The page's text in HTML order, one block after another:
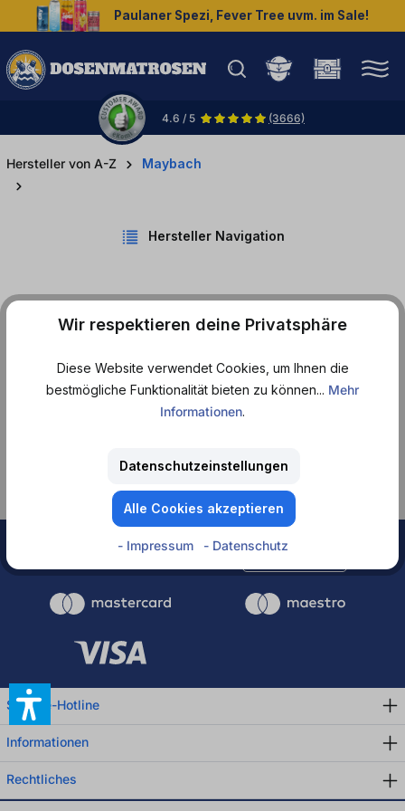
springen Paulaner Spezi, Fever Tree uvm. im Sale!
4.6 / 5 (3666)
Hersteller von A-Z Maybach
Hersteller Navigation
Produkte von Maybach
Rechnung
Service-Hotline
Informationen
Rechtliches
Wir respektieren deine Privatsphäre
Diese Website verwendet Cookies, um Ihnen die
bestmögliche Funktionalität bieten zu können... Mehr
Informationen.
Datenschutzeinstellungen
Alle Cookies akzeptieren
- Impressum - Datenschutz